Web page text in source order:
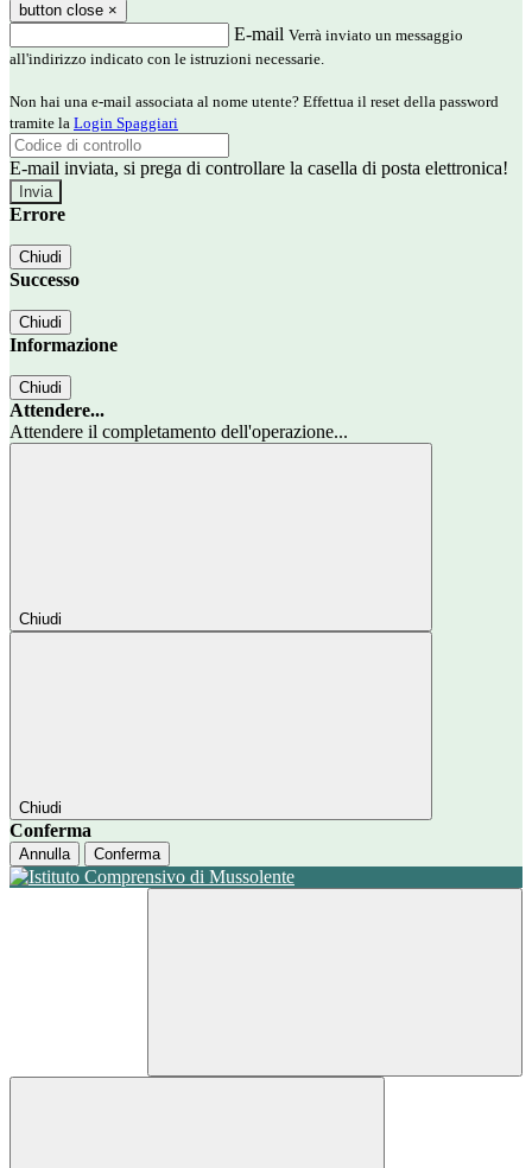
button close ×
E-mail Verrà inviato un messaggio
all'indirizzo indicato con le istruzioni necessarie.
Non hai una e-mail associata al nome utente? Effettua il reset della password
tramite la Login Spaggiari
E-mail inviata, si prega di controllare la casella di posta elettronica!
Errore
Chiudi
Successo
Chiudi
Informazione
Chiudi
Attendere...
Attendere il completamento dell'operazione...
Chiudi
Chiudi
Conferma
Annulla Conferma